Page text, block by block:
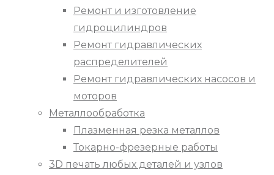
Ремонт и изготовление
гидроцилиндров
Ремонт гидравлических
распределителей
Ремонт гидравлических насосов и
моторов
Металлообработка
Плазменная резка металлов
Токарно-фрезерные работы
3D печать любых деталей и узлов